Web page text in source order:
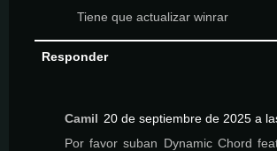
Tiene que actualizar winrar
Responder
Camil 20 de septiembre de 2025 a
Por favor suban Dynamic Chord